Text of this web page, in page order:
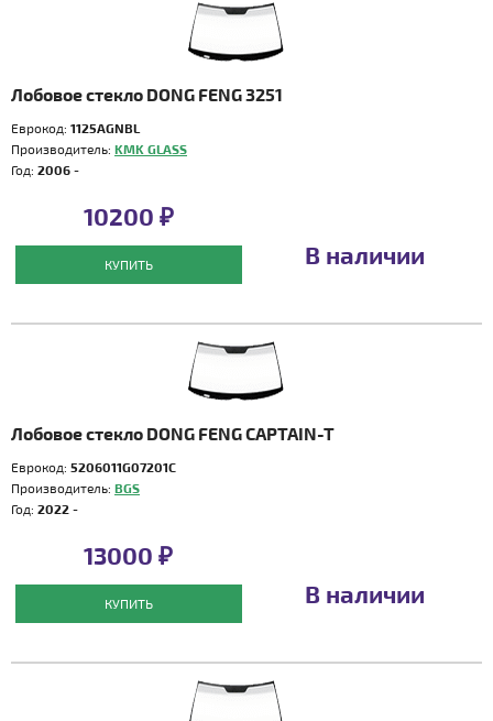
Лобовое стекло DONG FENG 3251
Еврокод: 1125AGNBL
Производитель: KMK GLASS
Год: 2006 -
10200 ₽
КУПИТЬ В наличии
Лобовое стекло DONG FENG CAPTAIN-T
Еврокод: 5206011G07201C
Производитель: BGS
Год: 2022 -
13000 ₽
КУПИТЬ В наличии